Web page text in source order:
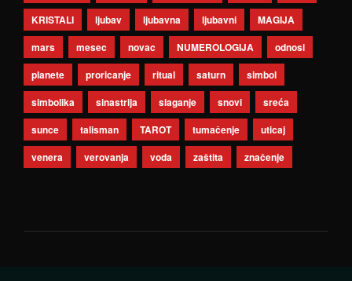
KRISTALI
ljubav ljubavna ljubavni
MAGIJA
mars
mesec novac NUMEROLOGIJA
odnosi
planete
proricanje ritual saturn
simbol
simbolika
sinastrija slaganje snovi
sreća
sunce
talisman TAROT tumačenje
uticaj
venera
verovanja voda zaštita značenje